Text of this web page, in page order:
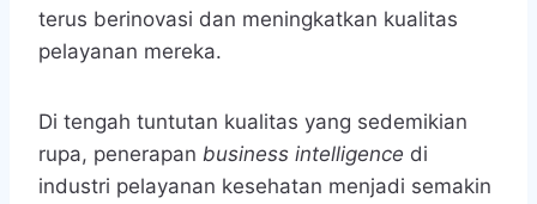
terus berinovasi dan meningkatkan kualitas
pelayanan mereka.
Di tengah tuntutan kualitas yang sedemikian
rupa, penerapan business intelligence di
industri pelayanan kesehatan menjadi semakin